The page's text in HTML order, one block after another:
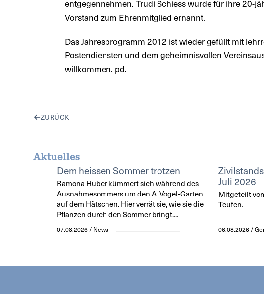
entgegennehmen. Trudi Schiess wurde für ihre 20-
Vorstand zum Ehrenmitglied ernannt.
Das Jahresprogramm 2012 ist wieder gefüllt mit
Postendiensten und dem geheimnisvollen
willkommen. pd.
ZURÜCK
Aktuelles
Dem heissen Sommer trotzen
Ramona Huber kümmert sich während des
Ausnahmesommers um den A. Vogel-Garten
auf dem Hätschen. Hier verrät sie, wie sie die
Pflanzen durch den Sommer bringt....
07.08.2026 / News
Juli 2026
Mitgeteilt
Teufen.
06.08.2026 /